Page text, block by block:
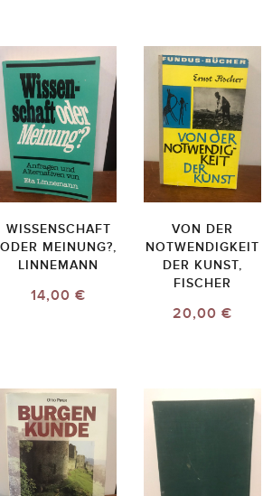
WISSENSCHAFT
ODER MEINUNG?,
LINNEMANN
14,00 €
VON DER
NOTWENDIGKEIT
DER KUNST,
FISCHER
20,00 €